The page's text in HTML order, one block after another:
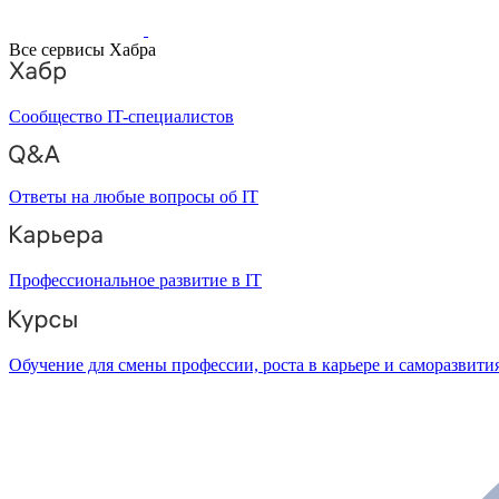
Все сервисы Хабра
Сообщество IT-специалистов
Ответы на любые вопросы об IT
Профессиональное развитие в IT
Обучение для смены профессии, роста в карьере и